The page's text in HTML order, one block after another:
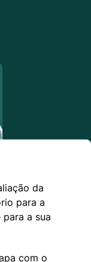
da
para a
a sua
com o